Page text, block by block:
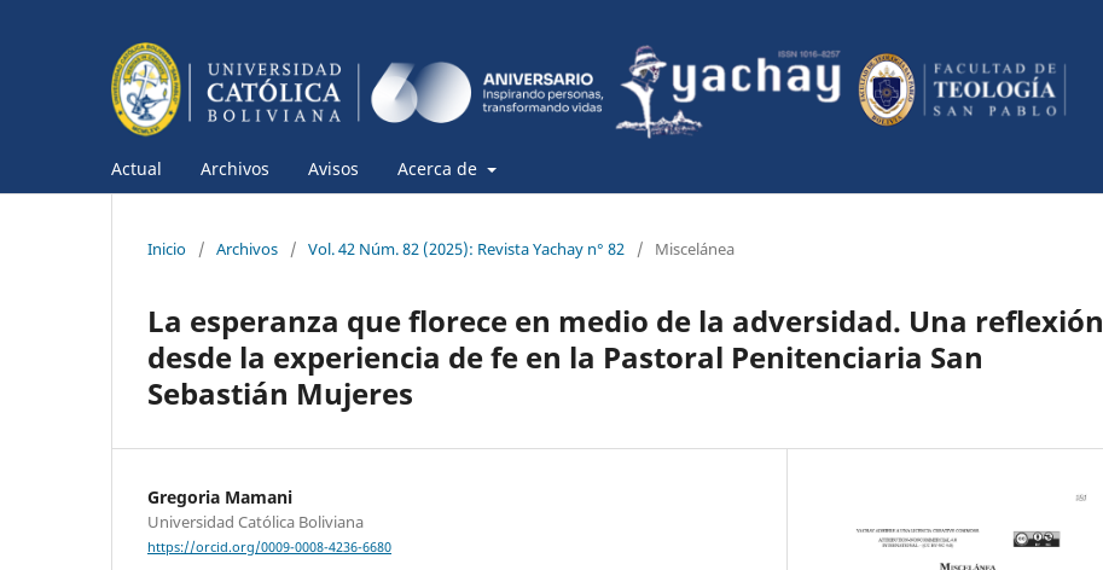
Actual Archivos Avisos Acerca de
Inicio / Archivos / Vol. 42 Núm. 82 (2025): Revista Yachay n° 82 / Miscelánea
La esperanza que florece en medio de la adversidad. Una reflexión
desde la experiencia de fe en la Pastoral Penitenciaria San
Sebastián Mujeres
Gregoria Mamani
Universidad Católica Boliviana
https://orcid.org/0009-0008-4236-6680